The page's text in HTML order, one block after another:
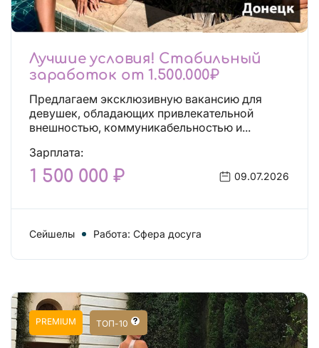
Лучшие условия! Стабильный
заработок от 1.500.000₽
Предлагаем эксклюзивную вакансию для
девушек, обладающих привлекательной
внешностью, коммуникабельностью и...
Зарплата:
1 500 000 ₽ 09.07.2026
Сейшелы Работа: Сфера досуга
PREMIUM ТОП-10